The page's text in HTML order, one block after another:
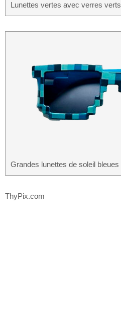
Lunettes vertes avec verres verts
Grandes lunettes de soleil bleues
ThyPix.com